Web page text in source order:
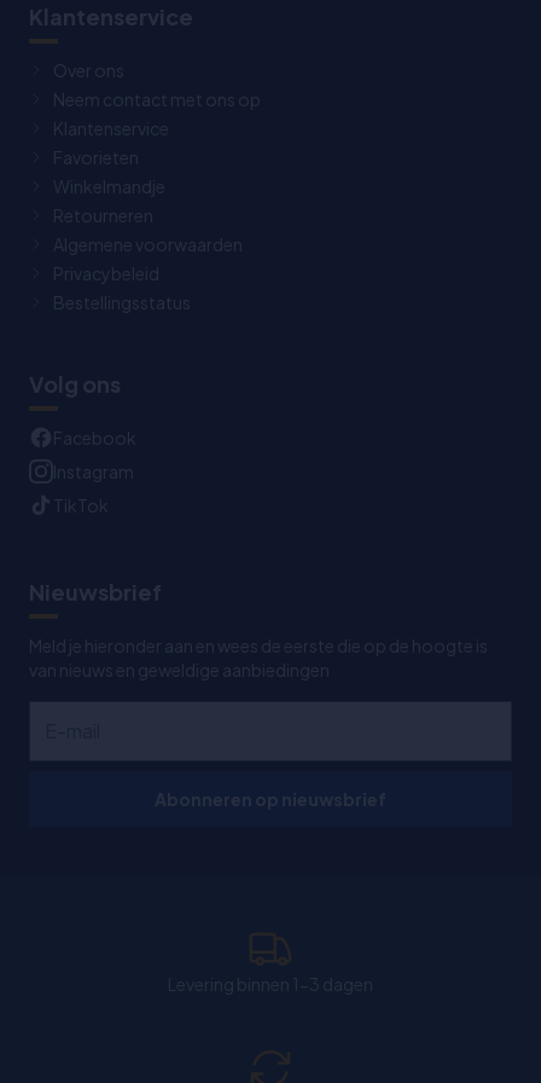
Klantenservice
Over ons
Neem contact met ons op
Klantenservice
Favorieten
Winkelmandje
Retourneren
Algemene voorwaarden
Privacybeleid
Bestellingsstatus
Volg ons
Facebook
Instagram
TikTok
Nieuwsbrief
Meld je hieronder aan en wees de eerste die op de hoogte is
van nieuws en geweldige aanbiedingen